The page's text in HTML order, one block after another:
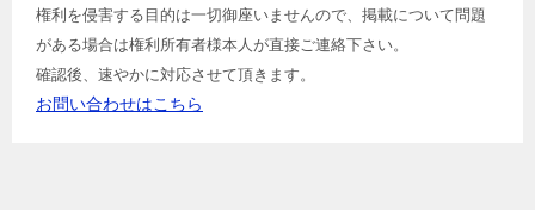
権利を侵害する目的は一切御座いませんので、掲載について問題
がある場合は権利所有者様本人が直接ご連絡下さい。
確認後、速やかに対応させて頂きます。
お問い合わせはこちら